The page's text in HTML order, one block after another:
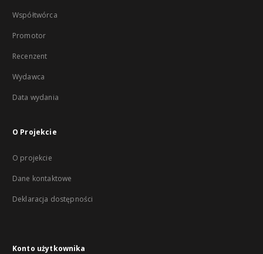
Współtwórca
Promotor
Recenzent
Wydawca
Data wydania
O Projekcie
O projekcie
Dane kontaktowe
Deklaracja dostępności
Konto użytkownika